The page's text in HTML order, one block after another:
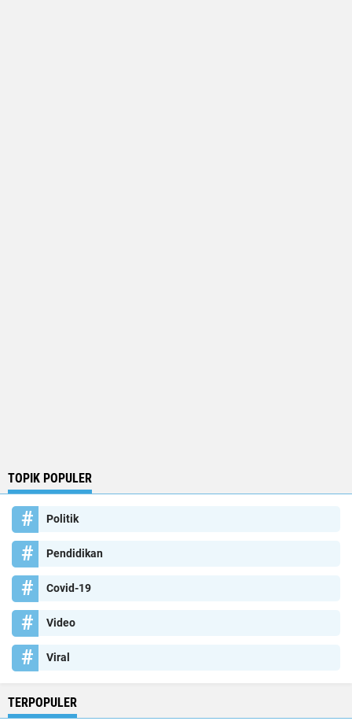
TOPIK POPULER
Politik
Pendidikan
Covid-19
Video
Viral
TERPOPULER